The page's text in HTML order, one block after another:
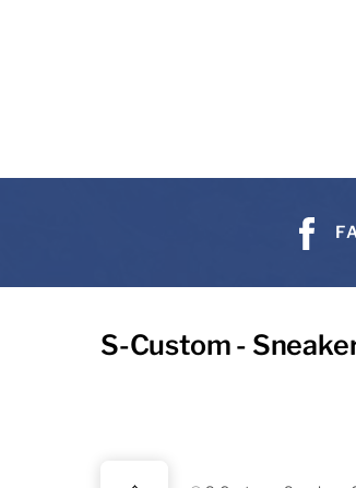
S-Custom -